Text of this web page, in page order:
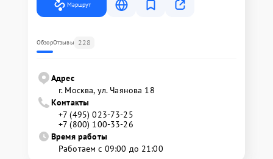
Маршрут
ОбзорОтзывы 228
Адрес
г. Москва, ул. Чаянова 18
Контакты
+7 (495) 023-73-25
+7 (800) 100-33-26
Время работы
Работаем с 09:00 до 21:00